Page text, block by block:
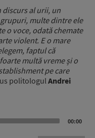
discurs al urii, un
multe dintre ele
o voce, odată chemate
violent. E o mare
faptul că
multă vreme și o
pe care
politologulAndrei
00:00